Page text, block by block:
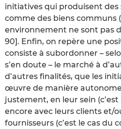
initiatives qui produisent des
comme des biens communs
environnement ne sont pas
90]. Enfin, on repère une
consiste à subordonner –
s’en doute – le marché à
d’autres finalités, que les
œuvre de manière
justement, en leur sein (c’est
encore avec leurs clients et/
fournisseurs (c’est le cas du